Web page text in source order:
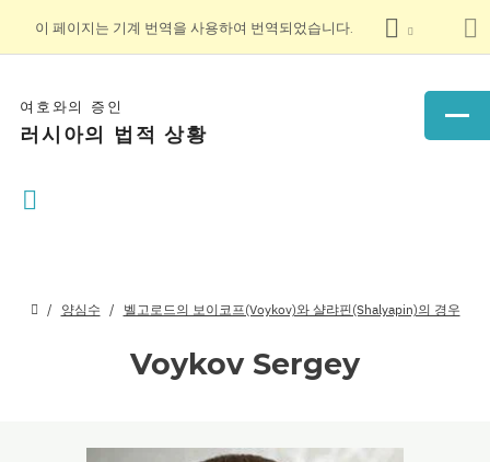
이 페이지는 기계 번역을 사용하여 번역되었습니다.
여호와의 증인
러시아의 법적 상황
양심수 벨고로드의 보이코프(Voykov)와 샬랴핀(Shalyapin)의 경우
Voykov Sergey